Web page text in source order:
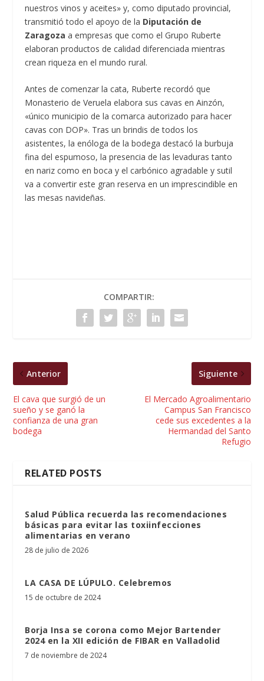
nuestros vinos y aceites» y, como diputado provincial,
transmitió todo el apoyo de la Diputación de
Zaragoza a empresas que como el Grupo Ruberte
elaboran productos de calidad diferenciada mientras
crean riqueza en el mundo rural.
Antes de comenzar la cata, Ruberte recordó que
Monasterio de Veruela elabora sus cavas en Ainzón,
«único municipio de la comarca autorizado para hacer
cavas con DOP». Tras un brindis de todos los
asistentes, la enóloga de la bodega destacó la burbuja
fina del espumoso, la presencia de las levaduras tanto
en nariz como en boca y el carbónico agradable y sutil
va a convertir este gran reserva en un imprescindible en
las mesas navideñas.
COMPARTIR:
Anterior
El cava que surgió de un
sueño y se ganó la
confianza de una gran
bodega
Siguiente
El Mercado Agroalimentario
Campus San Francisco
cede sus excedentes a la
Hermandad del Santo
Refugio
RELATED POSTS
Salud Pública recuerda las recomendaciones
básicas para evitar las toxiinfecciones
alimentarias en verano
28 de julio de 2026
LA CASA DE LÚPULO. Celebremos
15 de octubre de 2024
Borja Insa se corona como Mejor Bartender
2024 en la XII edición de FIBAR en Valladolid
7 de noviembre de 2024